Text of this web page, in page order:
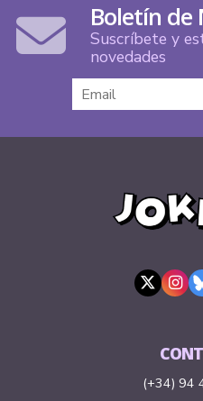
Boletín de
Suscríbete y
novedades
(+34) 94